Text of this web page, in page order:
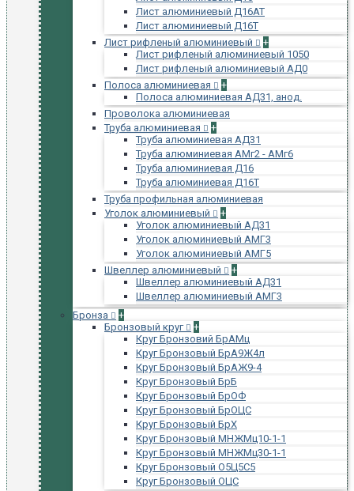
Лист алюминиевый Д16АТ
Лист алюминиевый Д16Т
Лист рифленый алюминиевый
+
Лист рифленый алюминиевый 1050
Лист рифленый алюминиевый АД0
Полоса алюминиевая
+
Полоса алюминиевая АД31, анод.
Проволока алюминиевая
Труба алюминиевая
+
Труба алюминиевая АД31
Труба алюминиевая АМг2 - АМг6
Труба алюминиевая Д16
Труба алюминиевая Д16Т
Труба профильная алюминиевая
Уголок алюминиевый
+
Уголок алюминиевый АД31
Уголок алюминиевый АМГ3
Уголок алюминиевый АМГ5
Швеллер алюминиевый
+
Швеллер алюминиевый АД31
Швеллер алюминиевый АМГ3
Бронза
+
Бронзовый круг
+
Круг Бронзовий БрАМц
Круг Бронзовый БрА9Ж4л
Круг Бронзовый БрАЖ9-4
Круг Бронзовый БрБ
Круг Бронзовый БрОФ
Круг Бронзовый БрОЦС
Круг Бронзовый БрХ
Круг Бронзовый МНЖМц10-1-1
Круг Бронзовый МНЖМц30-1-1
Круг Бронзовый О5Ц5С5
Круг Бронзовый ОЦС